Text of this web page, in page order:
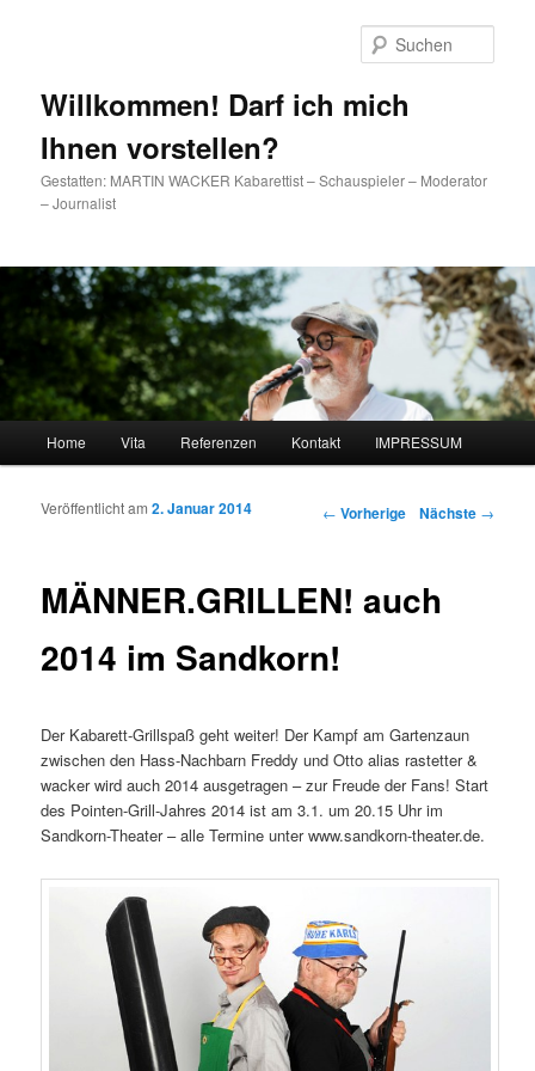
Willkommen! Darf ich mich
Ihnen vorstellen?
Gestatten: MARTIN WACKER Kabarettist – Schauspieler – Moderator
– Journalist
Zum Inhalt wechseln
Zum sekundären Inhalt wechseln
Home Vita Referenzen Kontakt IMPRESSUM
Artikelnavigation ← Vorherige Nächste →
MÄNNER.GRILLEN! auch
2014 im Sandkorn!
Veröffentlicht am2. Januar 2014
Der Kabarett-Grillspaß geht weiter! Der Kampf am Gartenzaun
zwischen den Hass-Nachbarn Freddy und Otto alias rastetter &
wacker wird auch 2014 ausgetragen – zur Freude der Fans! Start
des Pointen-Grill-Jahres 2014 ist am 3.1. um 20.15 Uhr im
Sandkorn-Theater – alle Termine unter www.sandkorn-theater.de.